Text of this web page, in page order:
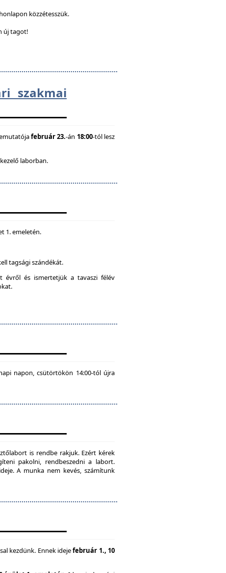
közzétesszük.
új tagot!
szakmai
február 23.-án 18:00-tól lesz
laborban.
1. emeletén.
tagsági szándékát.
évről és ismertetjük a tavaszi félév
napon, csütörtökön 14:00-tól újra
is rendbe rakjuk. Ezért kérek
pakolni, rendbeszedni a labort.
A munka nem kevés, számítunk
sal kezdünk. Ennek idejefebruár 1., 10